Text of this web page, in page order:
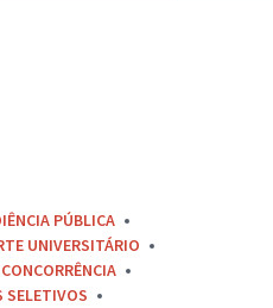
PÚBLICA
UNIVERSITÁRIO
CONCORRÊNCIA
SELETIVOS